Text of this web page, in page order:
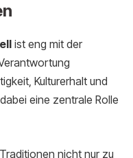
ist eng mit der
Kulturerhalt und
eine zentrale Rolle
nicht nur zu